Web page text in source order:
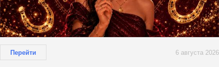
Перейти 6 августа 2026